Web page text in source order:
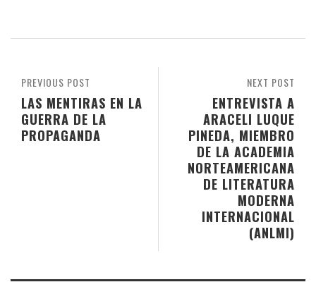
NEXT POST
ENTREVISTA A
ARACELI LUQUE
PINEDA, MIEMBRO
DE LA ACADEMIA
NORTEAMERICANA
DE LITERATURA
MODERNA
INTERNACIONAL
(ANLMI)
PREVIOUS POST
LAS MENTIRAS EN LA
GUERRA DE LA
PROPAGANDA